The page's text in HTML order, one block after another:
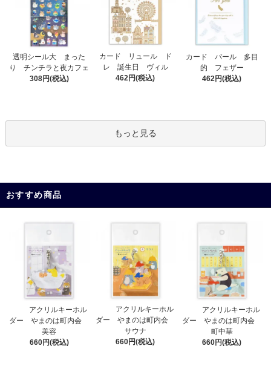
透明シール大 まった
り チンチラと夜カフェ
308円(税込)
カード リュール ド
レ 誕生日 ヴィル
462円(税込)
カード パール 多目
的 フェザー
462円(税込)
もっと見る
おすすめ商品
アクリルキーホル
ダー やまのは町内会
美容
660円(税込)
アクリルキーホル
ダー やまのは町内会
サウナ
660円(税込)
アクリルキーホル
ダー やまのは町内会
町中華
660円(税込)